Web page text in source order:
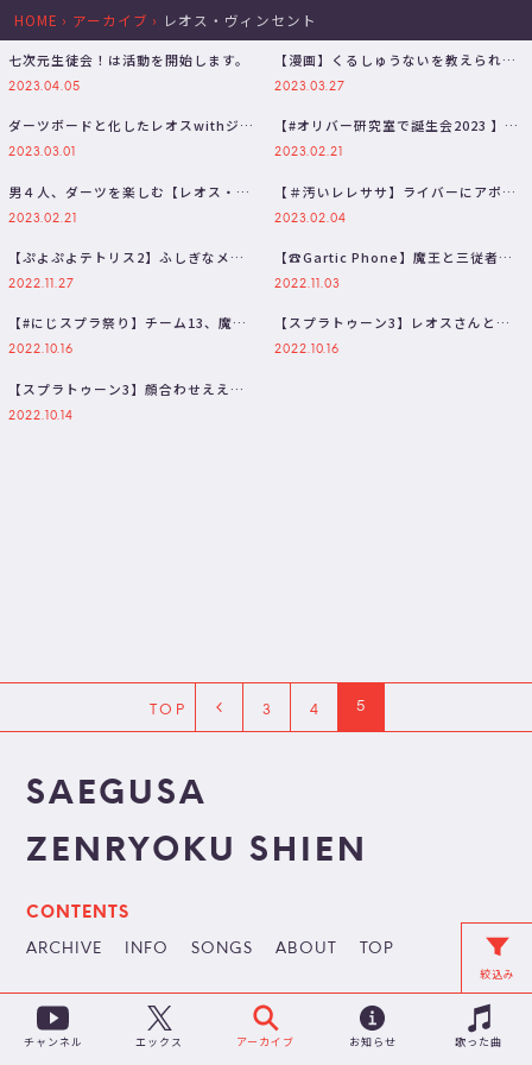
絞込み
チャンネル エックス アーカイブ お知らせ 歌った曲
HOME › アーカイブ › レオス・ヴィンセント
七次元生徒会！は活動を開始します。
2023.04.05
【漫画】くるしゅうないを教えられる
魔王様【にじさんじ公式切り抜きチャ
2023.03.27
ダーツボードと化したレオスwithジョ
ー・力一 #shorts
2023.03.01
【#オリバー研究室で誕生会2023 】誕
生日なので研究室で初の凸待ち【…
2023.02.21
男４人、ダーツを楽しむ【レオス・ヴ
ィンセント/ジョー・力一/三枝明那/…
2023.02.21
【＃汚いレレササ】ライバーにアポ無
し逆凸借りたポケモンでポケモンバト
2023.02.04
【ぷよぷよテトリス2】ふしぎなメン
ツのふしぎなテトリス【レオス・ヴィ
2022.11.27
【☎Gartic Phone】魔王と三従者で
二次会お絵かき【三枝明那 …
2022.11.03
【#にじスプラ祭り】チーム13、魔王
と三従者！！！！【スプラトゥーン
2022.10.16
【スプラトゥーン3】レオスさんと当
日コッソリ練習【三枝明那 / にじさ…
2022.10.16
【スプラトゥーン3】顔合わせえええ
え！！！スプラ祭り【三枝明那 / に…
2022.10.14
TOP 3 4 5
SAEGUSA
ZENRYOKU SHIEN
CONTENTS
ARCHIVE INFO SONGS ABOUT TOP